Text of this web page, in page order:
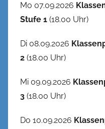
Mo 07.09.2026
Stufe 1 (18.00 Uhr)
Di 08.09.2026
2 (18.00 Uhr)
Mi 09.09.2026
3 (18.00 Uhr)
Do 10.09.2026